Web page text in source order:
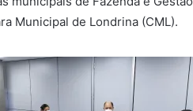
Municipal de Londrina (CML).